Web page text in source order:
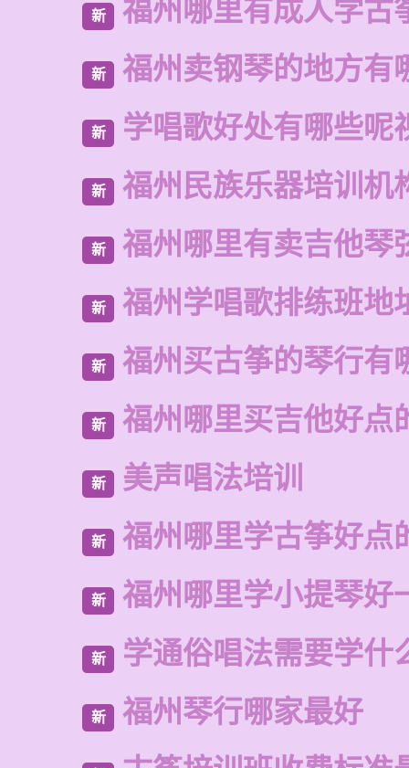
新 福州哪里有成人学古
新 福州卖钢琴的地方有
新 学唱歌好处有哪些呢
新 福州民族乐器培训机
新 福州哪里有卖吉他琴
新 福州学唱歌排练班地
新 福州买古筝的琴行有
新 福州哪里买吉他好点
新 美声唱法培训
新 福州哪里学古筝好点
新 福州哪里学小提琴好
新 学通俗唱法需要学什
新 福州琴行哪家最好